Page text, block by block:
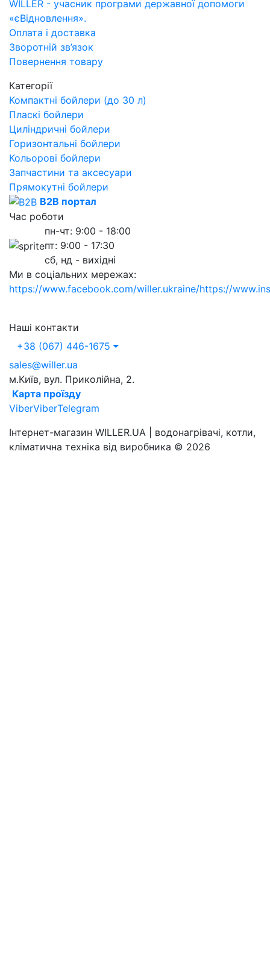
WILLER - учасник програми державної допомоги
«єВідновлення».
Оплата і доставка
Зворотній зв’язок
Повернення товару
Категорії
Компактні бойлери (до 30 л)
Пласкі бойлери
Циліндричні бойлери
Горизонтальні бойлери
Кольорові бойлери
Запчастини та аксесуари
Прямокутні бойлери
B2B портал
Час роботи
пн-чт: 9:00 - 18:00
пт: 9:00 - 17:30
сб, нд - вихідні
Ми в соціальних мережах:
https://www.facebook.com/willer.ukraine/https://
Наші контакти
+38 (067) 446-1675
sales@willer.ua
м.Київ, вул. Приколійна, 2.
Карта проїзду
ViberViberTelegram
Інтернет-магазин WILLER.UA | водонагрівачі, котли,
кліматична техніка від виробника © 2026